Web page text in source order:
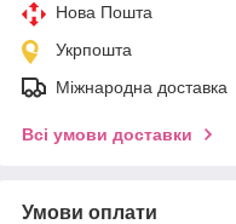
Нова Пошта
Укрпошта
Міжнародна доставка
Всі умови доставки
Умови оплати